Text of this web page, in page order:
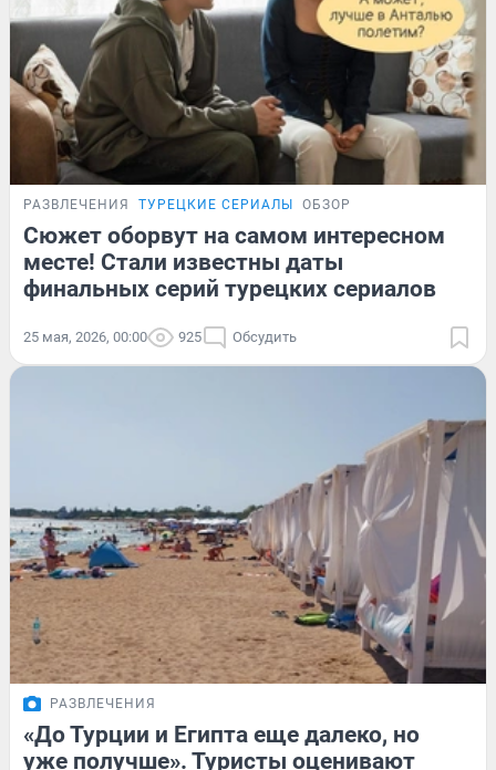
РАЗВЛЕЧЕНИЯ ТУРЕЦКИЕ СЕРИАЛЫ ОБЗОР
Сюжет оборвут на самом интересном
месте! Стали известны даты
финальных серий турецких сериалов
25 мая, 2026, 00:00 925 Обсудить
РАЗВЛЕЧЕНИЯ
«До Турции и Египта еще далеко, но
уже получше». Туристы оценивают